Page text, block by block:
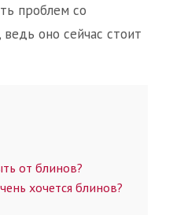
проблем со
оно сейчас стоит
от блинов?
хочется блинов?